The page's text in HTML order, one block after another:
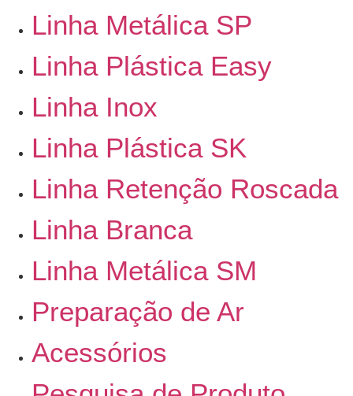
Linha Metálica SP
Linha Plástica Easy
Linha Inox
Linha Plástica SK
Linha Retenção Roscada
Linha Branca
Linha Metálica SM
Preparação de Ar
Acessórios